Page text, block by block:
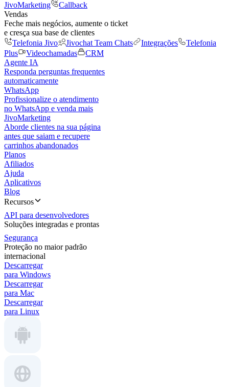
JivoMarketing
Callback
Vendas
Feche mais negócios, aumente o ticket
e cresça sua base de clientes
Telefonia Jivo
Jivochat Team Chats Integrações
Telefonia
Plus
Videochamadas
CRM
Agente IA
Responda perguntas frequentes
automaticamente
WhatsApp
Profissionalize o atendimento
no WhatsApp e venda mais
JivoMarketing
Aborde clientes na sua página
antes que saiam e recupere
carrinhos abandonados
Planos
Afiliados
Ajuda
Aplicativos
Blog
Recursos
API para desenvolvedores
Soluções integradas e prontas
Segurança
Proteção no maior padrão
internacional
Descarregar
para Windows
Descarregar
para Mac
Descarregar
para Linux